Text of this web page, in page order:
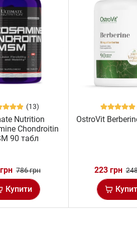
(13)
Nutrition
Chondroitin
90 табл
786 грн
Купити
OstroVit
223 грн